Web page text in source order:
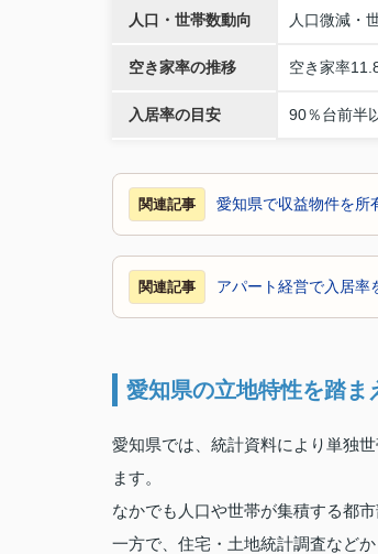
人口・世帯数動向 人口微減・
空き家率の推移 空き家率
入居率の目安 90％台前半
関連記事 愛知県で収益物件を所
関連記事 アパート経営で入居率
愛知県の立地特性を踏ま
愛知県では、統計資料により単独
ます。
なかでも人口や世帯が集積する都
一方で、住宅・土地統計調査など